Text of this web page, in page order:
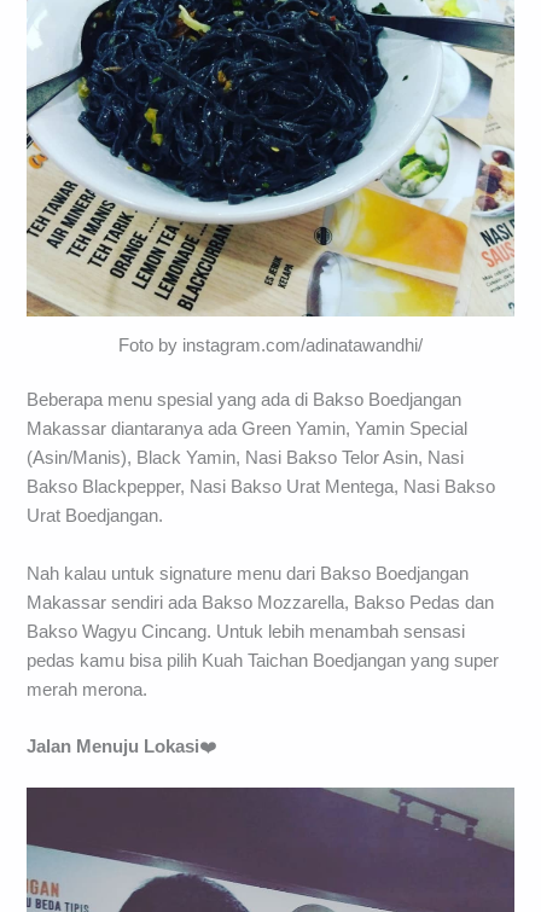
Foto by instagram.com/adinatawandhi/
Beberapa menu spesial yang ada di Bakso Boedjangan
Makassar diantaranya ada Green Yamin, Yamin Special
(Asin/Manis), Black Yamin, Nasi Bakso Telor Asin, Nasi
Bakso Blackpepper, Nasi Bakso Urat Mentega, Nasi Bakso
Urat Boedjangan.
Nah kalau untuk signature menu dari Bakso Boedjangan
Makassar sendiri ada Bakso Mozzarella, Bakso Pedas dan
Bakso Wagyu Cincang. Untuk lebih menambah sensasi
pedas kamu bisa pilih Kuah Taichan Boedjangan yang super
merah merona.
Jalan Menuju Lokasi❤️